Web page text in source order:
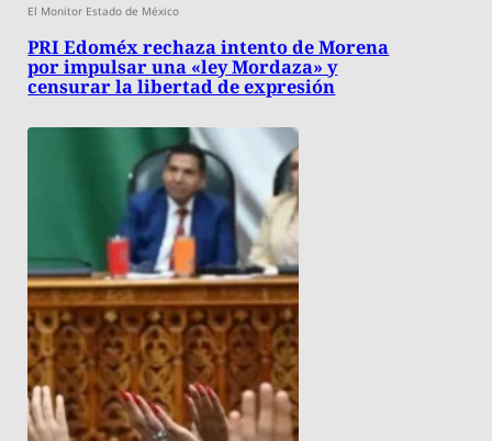
El Monitor Estado de México
PRI Edoméx rechaza intento de Morena
por impulsar una «ley Mordaza» y
censurar la libertad de expresión